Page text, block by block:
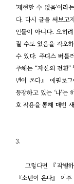
‘재현할 수 없음’이
다. 다시 글을 써보고
인물이 아니다. 오히
질 수도 있음을 각오
수 있다. 주디스 버틀
주체는 “자신의 전환”
년이 온다』 에필로
등장하고 있는 ‘나’는
호 작용을 통해 매번
3.
그렇다면 『작별하
『소년이 온다』 이